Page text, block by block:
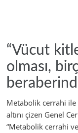
“Vücut
olması,
Metabolik cerrahi
altını çizen Genel
“Metabolik cerrahi